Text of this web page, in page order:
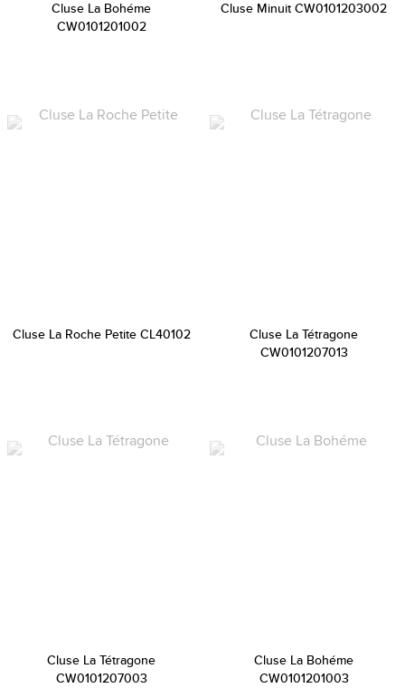
Cluse La Bohéme
CW0101201002
Cluse Minuit CW0101203002
Cluse La Roche Petite CL40102
Cluse La Tétragone
CW0101207013
Cluse La Tétragone
CW0101207003
Cluse La Bohéme
CW0101201003